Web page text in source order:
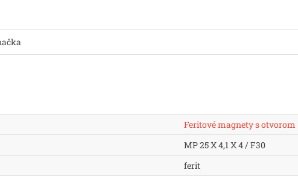
Feritové magnety s otvorom
MP 25 X 4,1 X 4 / F30
ferit